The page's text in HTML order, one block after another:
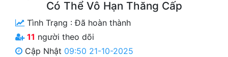
Cổ Tiên Hiệp
Cổ Đại
Có Thể Vô Hạn Thăng Cấp
Tình Trạng :Đã hoàn thành
11 người theo dõi
Cập Nhật 09:50 21-10-2025